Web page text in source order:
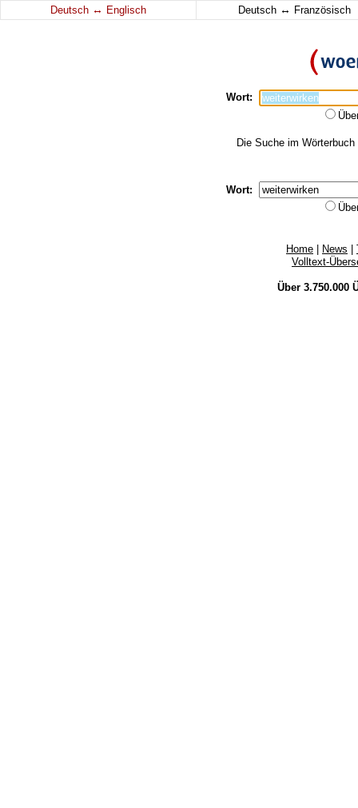
Deutsch ↔ Englisch Deutsch ↔ Französisch
Wort:
Die Suche im
Wort:
Home News
Volltext-
Über 3.750.000